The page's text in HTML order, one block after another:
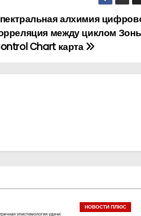
алхимия
между циклом
Chart карта
НОВОСТИ ПЛЮС